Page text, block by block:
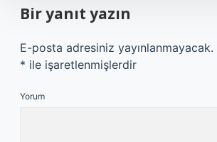
Bir yanıt yazın
E-posta adresiniz yayınlanmayacak.
* ile işaretlenmişlerdir
Yorum